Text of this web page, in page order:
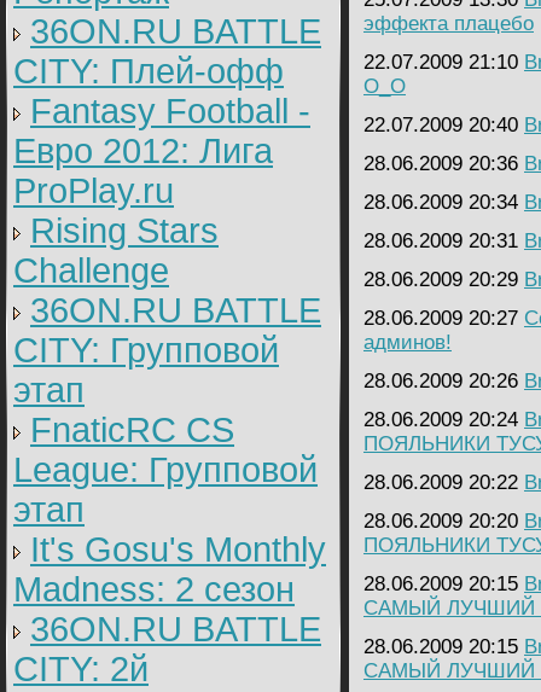
36ON.RU BATTLE
CITY: Плей-офф
Fantasy Football -
Евро 2012: Лига
ProPlay.ru
Rising Stars
Challenge
36ON.RU BATTLE
CITY: Групповой
этап
FnaticRC CS
League: Групповой
этап
It's Gosu's Monthly
Madness: 2 сезон
36ON.RU BATTLE
CITY: 2й
эффекта плацебо
22.07.2009 21:10
О_О
22.07.2009 20:40
28.06.2009 20:36
28.06.2009 20:34
28.06.2009 20:31
28.06.2009 20:29
28.06.2009 20:27
админов!
28.06.2009 20:26
28.06.2009 20:24
ПОЯЛЬНИКИ
28.06.2009 20:22
28.06.2009 20:20
ПОЯЛЬНИКИ
28.06.2009 20:15
САМЫЙ ЛУЧШИЙ
28.06.2009 20:15
САМЫЙ ЛУЧШИЙ